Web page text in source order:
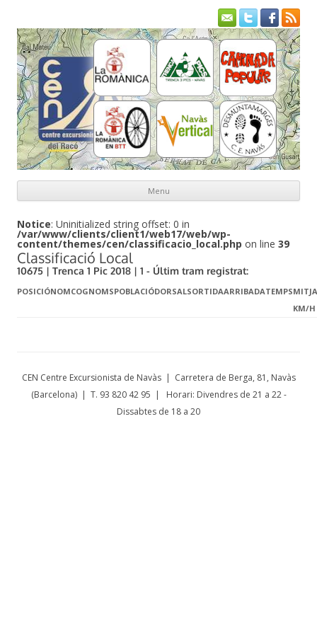
Menu
Skip to content
Notice: Uninitialized string offset: 0 in
/var/www/clients/client1/web17/web/wp-
content/themes/cen/classificacio_local.php on line 39
Classificació Local
10675 | Trenca 1 Pic 2018 | 1 - Últim tram registrat:
POSICIÓNOMCOGNOMSPOBLACIÓDORSALSORTIDAARRIBADATEMPSMITJA
KM/H
CEN Centre Excursionista de Navàs | Carretera de Berga, 81, Navàs
(Barcelona) | T. 93 820 42 95 | Horari: Divendres de 21 a 22 -
Dissabtes de 18 a 20